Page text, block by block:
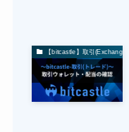
【bitcastle】取引(Exchange)